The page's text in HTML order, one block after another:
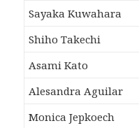
Sayaka Kuwahara
Shiho Takechi
Asami Kato
Alesandra Aguilar
Monica Jepkoech